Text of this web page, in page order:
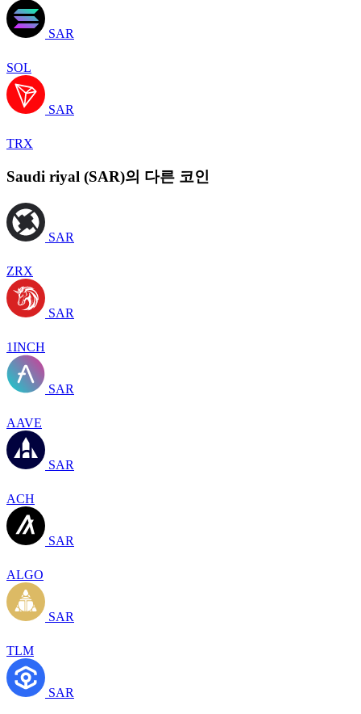
SAR
SOL
SAR
TRX
Saudi riyal (SAR)의 다른 코인
SAR
ZRX
SAR
1INCH
SAR
AAVE
SAR
ACH
SAR
ALGO
SAR
TLM
SAR